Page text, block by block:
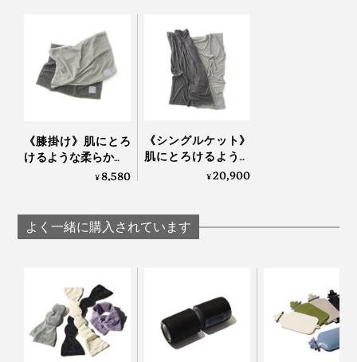
《膝掛け》肌にとろ
けるような柔らかさ…
コットンだから一年
LOOM&SPOOL
¥8,580
《シングルケット》
肌にとろけるような
柔らかさ…コットンだ
「GRAU」｜
LOOM&SPOOL
¥20,900
よく一緒に購入されています